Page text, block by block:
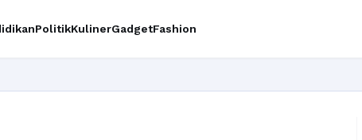
PolitikKulinerGadgetFashion